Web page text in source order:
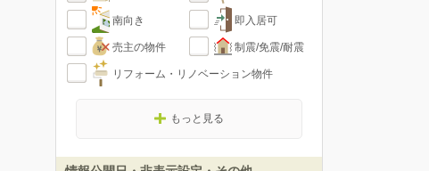
南向き 即入居可
売主の物件 制震/免震/耐震
リフォーム・リノベーション物件
もっと見る